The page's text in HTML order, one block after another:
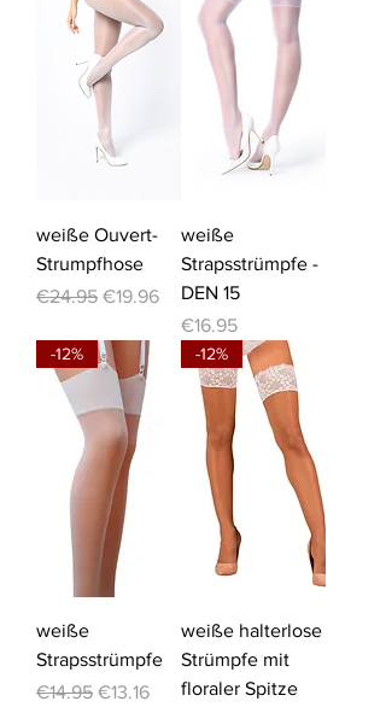
weiße Ouvert-
Strumpfhose
Regular Price
€24.95 Sale Price
€19.96
weiße
Strapsstrümpfe -
DEN 15
Price
€16.95
-12%
weiße
Strapsstrümpfe
Regular Price
€14.95 Sale Price
€13.16
-12%
weiße halterlose
Strümpfe mit
floraler Spitze